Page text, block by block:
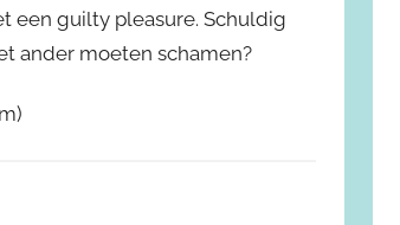
een guilty pleasure. Schuldig
ander moeten schamen?